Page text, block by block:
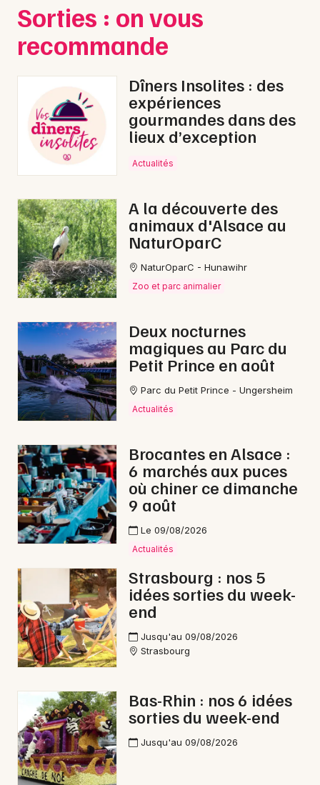
Actus tourisme & loisirs
Restaurants
Choisir mes départements
Mon email
Je m'abonne
Sorties : on vous
recommande
Dîners Insolites : des
expériences
gourmandes dans des
lieux d’exception
Actualités
A la découverte des
animaux d'Alsace au
NaturOparC
NaturOparC - Hunawihr
Zoo et parc animalier
Deux nocturnes
magiques au Parc du
Petit Prince en août
Parc du Petit Prince - Ungersheim
Actualités
Brocantes en Alsace :
6 marchés aux puces
où chiner ce dimanche
9 août
Le 09/08/2026
Actualités
Strasbourg : nos 5
idées sorties du week-
end
Jusqu'au 09/08/2026
Strasbourg
Bas-Rhin : nos 6 idées
sorties du week-end
Jusqu'au 09/08/2026